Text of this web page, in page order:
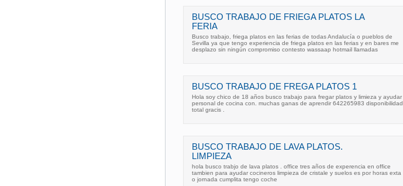
BUSCO TRABAJO DE FRIEGA PLATOS LA
FERIA
Busco trabajo, friega platos en las ferias de todas Andalucía o pueblos de
Sevilla ya que tengo experiencia de friega platos en las ferias y en bares me
desplazo sin ningún compromiso contesto wassaap hotmail llamadas
BUSCO TRABAJO DE FREGA PLATOS 1
Hola soy chico de 18 años busco trabajo para fregar platos y limieza y ayudar
personal de cocina con. muchas ganas de aprendir 642265983 disponibilidad
total gracis .
BUSCO TRABAJO DE LAVA PLATOS.
LIMPIEZA
hola busco trabjo de lava platos . office tres años de experencia en office
tambien para ayudar cocineros limpieza de cristale y suelos es por horas exta
o jornada cumplita tengo coche